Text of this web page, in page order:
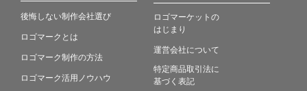
後悔しない制作会社選び
ロゴマークとは
ロゴマーク制作の方法
ロゴマーク活用ノウハウ
ロゴマーケットの
はじまり
運営会社について
特定商品取引法に
基づく表記